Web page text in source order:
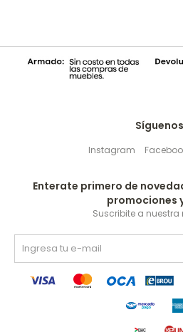
Síguenos
Instagram
Enterate primero de
promociones
Suscribite a nuestra